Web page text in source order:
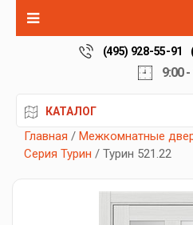
(495) 928-55-91
9:00 -
КАТАЛОГ
Главная / Межкомнатные
Серия Турин / Турин 521.22